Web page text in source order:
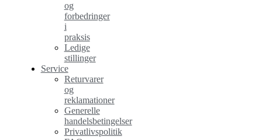
og
forbedringer
i
praksis
Ledige
stillinger
Service
Returvarer
og
reklamationer
Generelle
handelsbetingelser
Privatlivspolitik